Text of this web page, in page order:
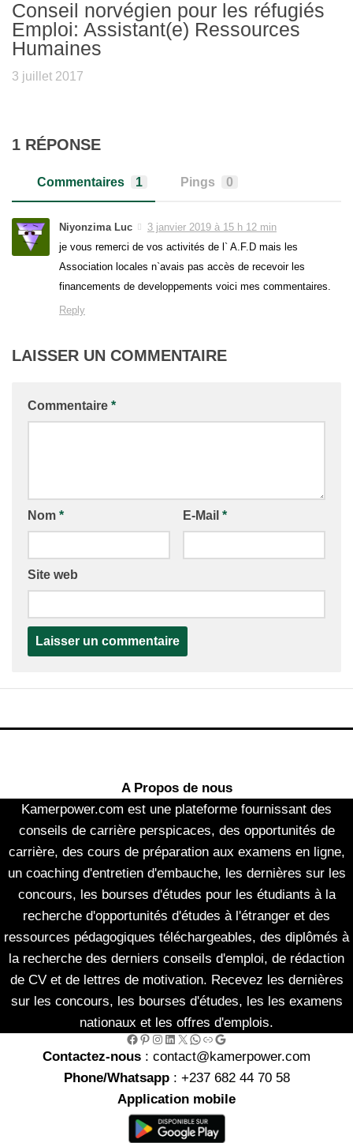
Conseil norvégien pour les réfugiés
Emploi: Assistant(e) Ressources
Humaines
3 juillet 2017
1 RÉPONSE
Commentaires 1 Pings 0
Niyonzima Luc
3 janvier 2019 à 15 h 12 min
je vous remerci de vos activités de l` A.F.D mais les
Association locales n`avais pas accès de recevoir les
financements de developpements voici mes commentaires.
Reply
LAISSER UN COMMENTAIRE
Commentaire *
Nom * E-Mail *
Site web
A Propos de nous
Kamerpower.com est une plateforme fournissant des
conseils de carrière perspicaces, des opportunités de
carrière, des cours de préparation aux examens en ligne,
un coaching d'entretien d'embauche, les dernières sur les
concours, les bourses d'études pour les étudiants à la
recherche d'opportunités d'études à l'étranger et des
ressources pédagogiques téléchargeables, des diplômés à
la recherche des derniers conseils d'emploi, de rédaction
de CV et de lettres de motivation. Recevez les dernières
sur les concours, les bourses d'études, les les examens
nationaux et les offres d'emplois.
Facebook Pinterest Instagram LinkedIn X WhatsApp Link Google
Contactez-nous : contact@kamerpower.com
Phone/Whatsapp: +237 682 44 70 58
Application mobile